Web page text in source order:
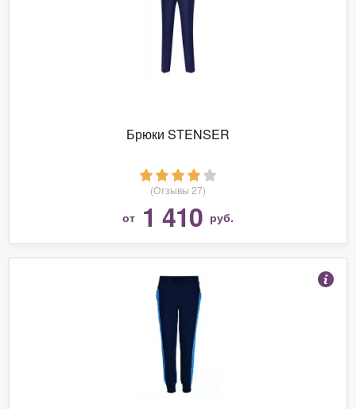
Брюки STENSER
(Отзывы 27)
от 1 410 руб.